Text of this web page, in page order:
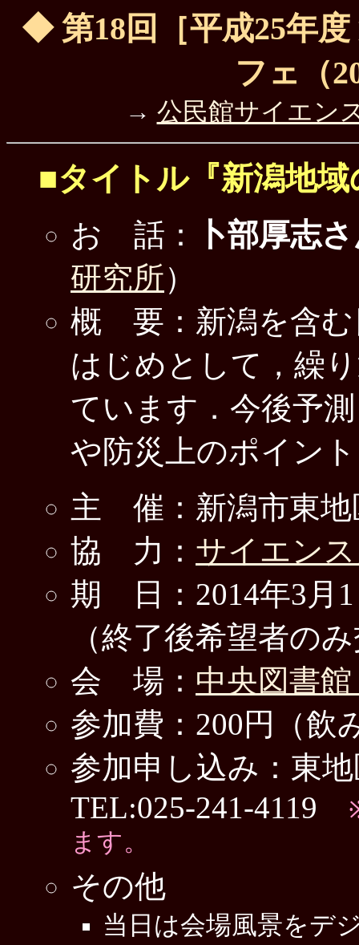
◆ 第18回［平成25年
フェ（
→ 公民館サイエン
■タイトル『新潟地
お 話：
卜部厚志
研究所）
概 要：新潟を含む
はじめとして，繰
ています．今後予
や防災上のポイン
主 催：新潟市東地
協 力： サイエン
期 日：2014年3月1
（終了後希望者の
会 場： 中央図書
参加費：200円（飲
参加申し込み：東
TEL:025-241-4119
ます。
その他
当日は会場風景をデ